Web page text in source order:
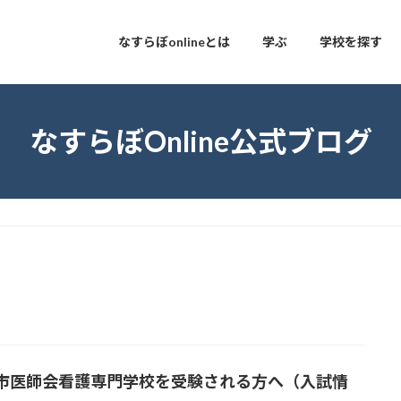
なすらぼonlineとは 学ぶ 学校を探す
なすらぼOnline公式ブログ
医師会看護専門学校を受験される方へ（入試情